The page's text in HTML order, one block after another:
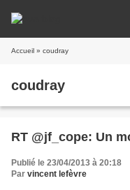
Accueil » coudray
coudray
RT @jf_cope: Un
Publié le 23/04/2013 à 20:18
Par vincent lefèvre